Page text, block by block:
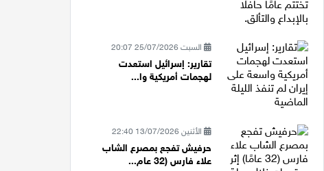
السبت 25/07/2026 20:07
تقارير: إسرائيل استعدت
لهجمات أمريكية وا...
الأثنين 13/07/2026 22:40
حرفيش تفجع بمصرع الشاب
علاء فارس (32 عام...